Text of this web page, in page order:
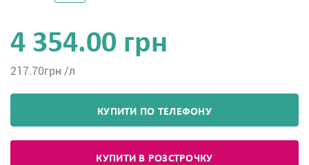
4 354.00 грн
217.70грн /л
КУПИТИ ПО ТЕЛЕФОНУ
КУПИТИ В РОЗСТРОЧКУ